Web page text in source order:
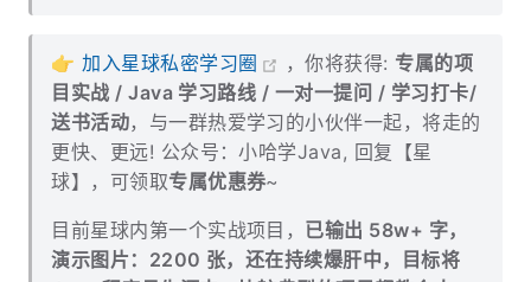
👉加入星球私密学习圈 ，你将获得: 专属的项
目实战 / Java 学习路线 / 一对一提问 / 学习打卡/
送书活动，与一群热爱学习的小伙伴一起，将走的
更快、更远! 公众号：小哈学Java, 回复【星
球】，可领取专属优惠券~
目前星球内第一个实战项目， 已输出 58w+ 字，
演示图片：2200 张，还在持续爆肝中，目标将